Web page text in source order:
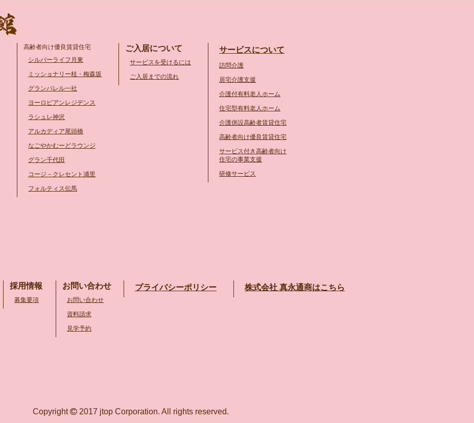
高齢者向け優良賃貸住宅
シルバーライフ月東
ミッショナリー桂・梅森坂
グランバレル一社
ヨーロピアンレジデンス
ラシュレ神沢
アルカディア尾頭橋
なごやかむーどラウンジ
グラン千代田
コージ－クレセント浦里
フォルティス伝馬
ご入居について
サービスを受けるには
ご入居までの流れ
サービスについて
訪問介護
居宅介護支援
介護付有料老人ホーム
住宅型有料老人ホーム
介護併設高齢者賃貸住宅
高齢者向け優良賃貸住宅
サービス付き高齢者向け
住宅の事業支援
研修サービス
採用情報
募集要項
お問い合わせ
お問い合わせ
資料請求
見学予約
プライバシーポリシー 株式会社 真永通商はこちら
Copyright 2017 jtop Corporation. All rights reserved.